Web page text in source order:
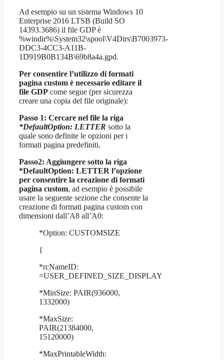
Ad esempio su un sistema Windows 10
Enterprise 2016 LTSB (Build SO
14393.3686) il file GDP è
%windir%\System32\spool\V4Dirs\B7003973-
DDC3-4CC3-A11B-
1D919B0B134B\69b8a4a.gpd.
Per consentire l’utilizzo di formati
pagina custom è necessario editare il
file GDP come segue (per sicurezza
creare una copia del file originale):
Passo 1: Cercare nel file la riga
*DefaultOption: LETTER sotto la
quale sono definite le opzioni per i
formati pagina predefiniti.
Passo2: Aggiungere sotto la riga
*DefaultOption: LETTER l’opzione
per consentire la creazione di formati
pagina custom, ad esempio è possibile
usare la seguente sezione che consente la
creazione di formati pagina custom con
dimensioni dall’A8 all’A0:
*Option: CUSTOMSIZE
{
*rcNameID:
=USER_DEFINED_SIZE_DISPLAY
*MinSize: PAIR(936000,
1332000)
*MaxSize:
PAIR(21384000,
15120000)
*MaxPrintableWidth: